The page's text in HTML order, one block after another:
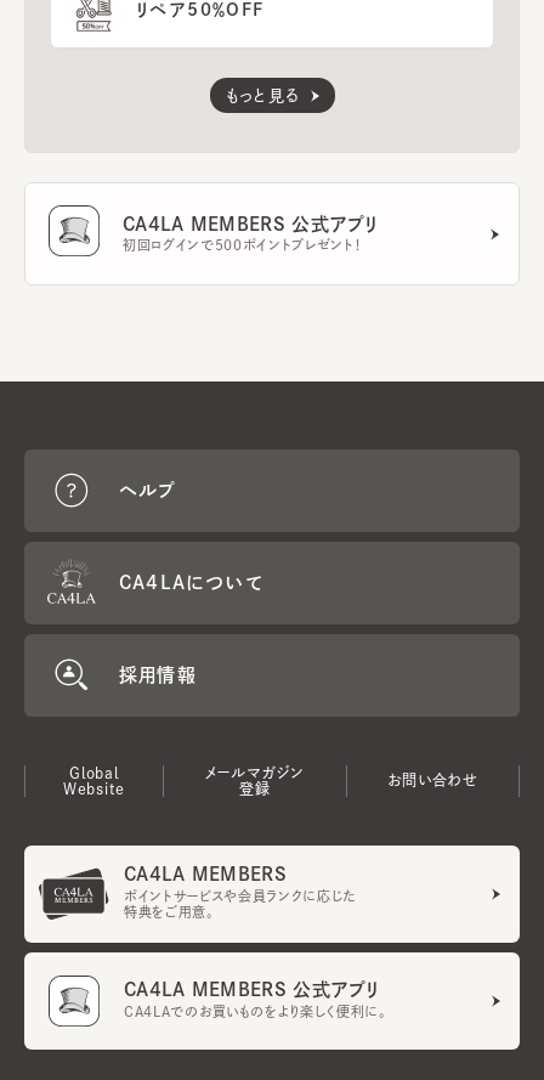
リペア50％OFF
もっと見る
CA4LA MEMBERS 公式アプリ
初回ログインで500ポイントプレゼント！
ヘルプ
CA4LAについて
採用情報
Global
Website
メールマガジン
登録
お問い合わせ
CA4LA MEMBERS
ポイントサービスや会員ランクに応じた
特典をご用意。
CA4LA MEMBERS 公式アプリ
CA4LAでのお買いものをより楽しく便利に。